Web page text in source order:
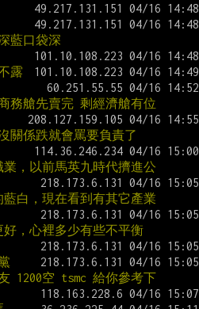
藍口袋深
露
務艙先賣完 剩經濟艙有位
關係跌就會罵要負責了
，以前馬英九時代擠進公
白，現在看到有其它產業
，心裡多少有些不平衡
1200空 tsmc 給你參考下